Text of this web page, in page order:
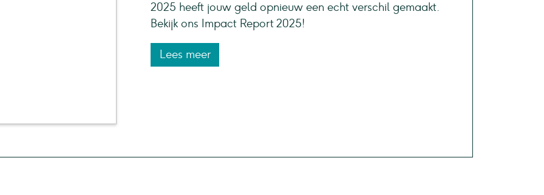
2025 heeft jouw geld opnieuw een echt verschil gemaakt.
Bekijk ons Impact Report 2025!
Lees meer